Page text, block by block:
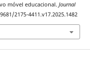
móvel educacional. Journal
2175-4411.v17.2025.1482